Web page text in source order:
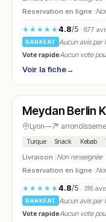
Réservation en ligne :
★★★★★4.8/5· 877
RANKEAT
Aucun avis par
Vote rapideAucun vote
Voir la fiche→
N° 11
Meydan Berlin
Lyon—7ᵉ
Turque Snack Kebab
Livraison :Non renseignée
Réservation en ligne :
★★★★★4.8/5· 318
RANKEAT
Aucun avis par
Vote rapideAucun vote